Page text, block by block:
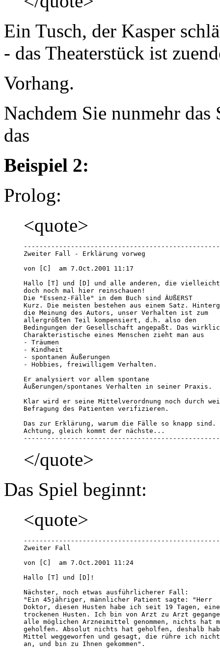
Ein Tusch, der Kasper
- das Theaterstück ist
Vorhang.
Nachdem Sie nunmehr
das
Beispiel 2:
Prolog:
<quote>
Zweiter Fall - Erklärung vorweg
von [C]  am 7.Oct.2001 11:17
Hallo [T] und [D] und alle anderen, die
doch noch mal hier reinschauen!
Die "Essenz-Fälle" in dem Buch sind ÄUßERST
Kurz. Die meisten bestehen aus einem Satz.
die Meinung des Autors, unser Verhalten ist zum
allergrößten Teil kompensiert, d.h. also den
Bedingungen der Gesellschaft angepaßt. Das
Charakteristische eines Menschen zieht man aus
- Träumen
- Kindheit
- spontanen Äußerungen
- Hobbies, freiwilligem Verhalten.
Er analysiert vor allem spontane
Äußerungen/spontanes Verhalten in seiner Praxis.
Klar wird er seine Mittelverordnung noch durch
Befragung des Patienten verifizieren.
Das zur Erklärung, warum die Fälle so knapp sind.
Achtung, gleich kommt der nächste...
</quote>
Das Spiel beginnt:
<quote>
Zweiter Fall
von [C]  am 7.Oct.2001 11:24
Hallo [T] und [D]!
Nächster, noch etwas ausführlicherer Fall:
"Ein 45jähriger, männlicher Patient sagte: "Herr
Doktor, diesen Husten habe ich seit 19 Tagen,
trockenen Husten. Ich bin von Arzt zu Arzt
alle möglichen Arzneimittel genommen, nichts hat
geholfen. Absolut nichts hat geholfen, deshalb
Mittel weggeworfen und gesagt, die rühre ich
an, und bin zu Ihnen gekommen".